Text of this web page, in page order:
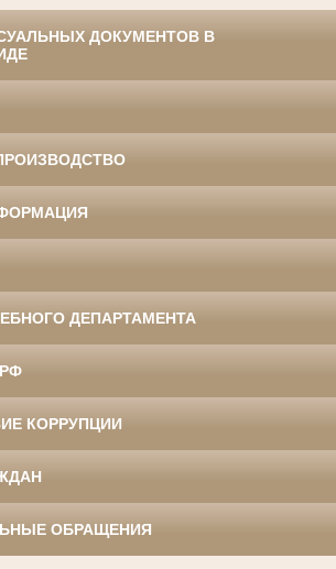
ДОКУМЕНТОВ В
ДЕПАРТАМЕНТА
КОРРУПЦИИ
ОБРАЩЕНИЯ